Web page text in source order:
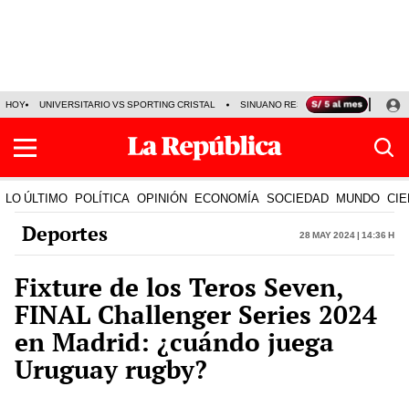
HOY UNIVERSITARIO VS SPORTING CRISTAL SINUANO RESULTADOS HOY
LO ÚLTIMO POLÍTICA OPINIÓN ECONOMÍA SOCIEDAD MUNDO
Deportes 28 May 2024 | 14:36 h
Fixture de los Teros Seven,
FINAL Challenger Series 2024
en Madrid: ¿cuándo juega
Uruguay rugby?